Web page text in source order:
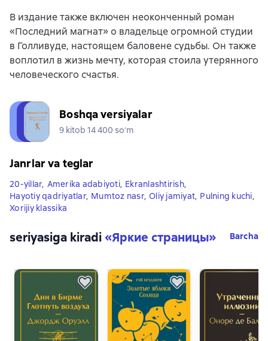
В издание также включен неоконченный роман
«Последний магнат» о владельце огромной студии
в Голливуде, настоящем баловене судьбы. Он также
воплотил в жизнь мечту, которая стоила утерянного
человеческого счастья.
Boshqa versiyalar
9 kitob 14 400 soʻm
Janrlar va teglar
20-yillar, Amerika adabiyoti, Ekranlashtirish,
Hayotiy qadriyatlar, Mumtoz nasr, Oliy jamiyat, Pulning kuchi,
Xorijiy klassika
seriyasiga kiradi«Яркие страницы» Barcha